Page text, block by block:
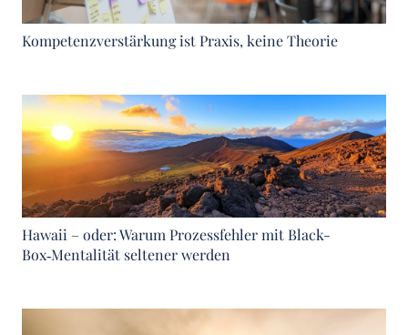
Kompetenzverstärkung ist Praxis, keine Theorie
Hawaii – oder: Warum Prozessfehler mit Black-
Box‑Mentalität seltener werden